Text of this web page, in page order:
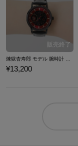
煉獄杏寿郎 モデル 腕時計 鬼滅の刃
¥13,200